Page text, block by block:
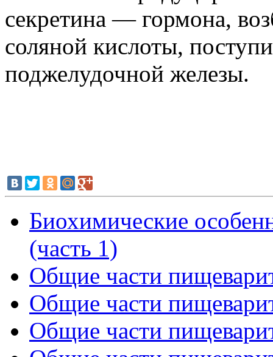
секретина — гормона,
соляной кислоты,
поджелудочной железы.
Биохимические
(часть 1)
Общие части
Общие части
Общие части